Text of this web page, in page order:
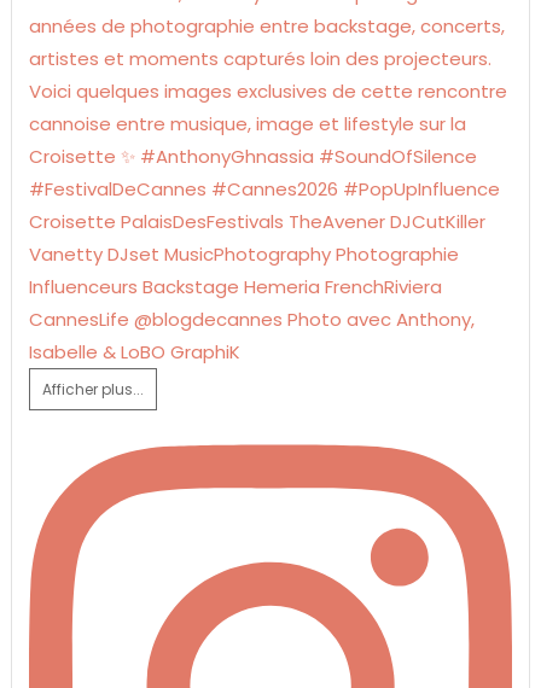
Afficher plus...